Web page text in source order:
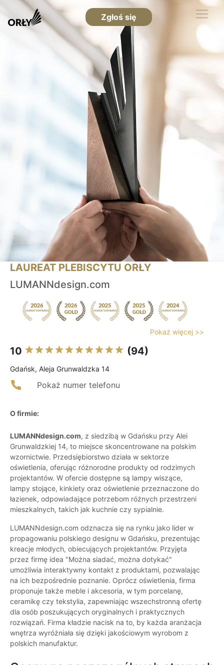
Zgłoś się
LAUREAT PLEBISCYTU ORŁY
LUMANNdesign.com
Pokaż więcej >>
10 (94)
Gdańsk, Aleja Grunwaldzka 14
Pokaż numer telefonu
O firmie:
LUMANNdesign.com, z siedzibą w Gdańsku przy Alei
Grunwaldzkiej 14, to miejsce skoncentrowane na polskim
wzornictwie. Przedsiębiorstwo działa w sektorze
oświetlenia, oferując różnorodne produkty od rodzimych
projektantów. W ofercie dostępne są lampy wiszące,
lampy stojące, kinkiety oraz oświetlenie przeznaczone do
łazienek, odpowiadające potrzebom różnych przestrzeni
mieszkalnych, takich jak kuchnie czy sypialnie.
LUMANNdesign.com odznacza się na rynku jako lider w
propagowaniu polskiego designu w Gdańsku, prezentując
kreacje młodych, obiecujących projektantów. Przyjęta
przez firmę idea "Można siadać, można dotykać"
umożliwia interaktywny kontakt z produktami, pozwalając
na ich bezpośrednie poznanie. Oprócz oświetlenia, firma
proponuje także meble i akcesoria, w tym porcelanę,
ceramikę czy tekstylia, zapewniając wszechstronną ofertę
dla osób poszukujących oryginalnych i praktycznych
rozwiązań. Firma kładzie nacisk na to, by każda aranżacja
wnętrza wyróżniała się dzięki jakościowym wyrobom z
polskich manufaktur.